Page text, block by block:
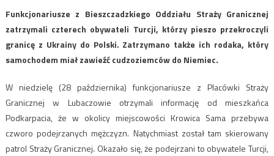
Funkcjonariusze z Bieszczadzkiego Oddziału Straży Granicznej
zatrzymali czterech obywateli Turcji, którzy pieszo przekroczyli
granicę z Ukrainy do Polski. Zatrzymano także ich rodaka, który
samochodem miał zawieźć cudzoziemców do Niemiec.
W niedzielę (28 października) funkcjonariusze z Placówki Straży
Granicznej w Lubaczowie otrzymali informację od mieszkańca
Podkarpacia, że w okolicy miejscowości Krowica Sama przebywa
czworo podejrzanych mężczyzn. Natychmiast został tam skierowany
patrol Straży Granicznej. Okazało się, że podejrzani to obywatele Turcji,